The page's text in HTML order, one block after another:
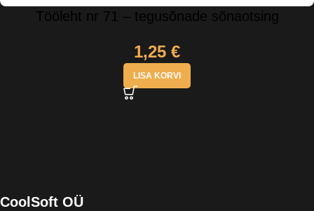
Tööleht nr 71 – tegusõnade sõnaotsing
1,25 €
LISA KORVI
CoolSoft OÜ